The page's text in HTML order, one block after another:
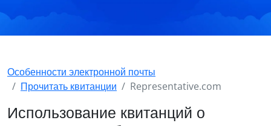
Особенности электронной почты
Прочитать квитанции
Representative.com
Использование квитанций о